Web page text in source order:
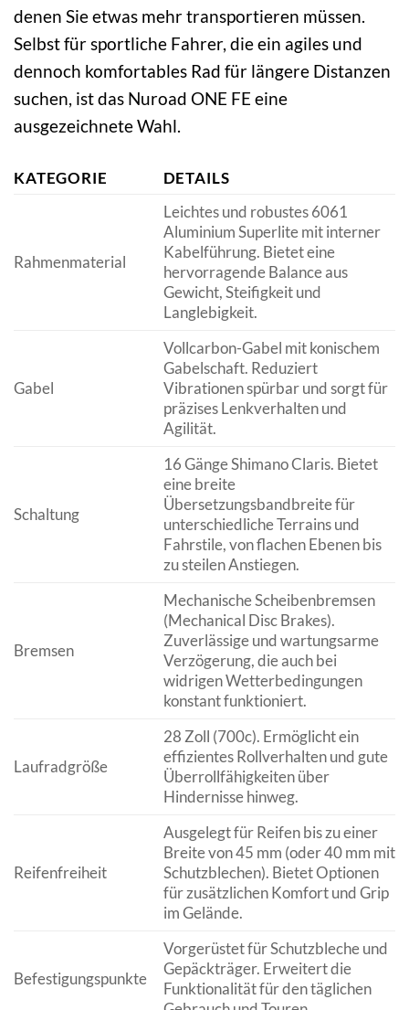
denen Sie etwas mehr transportieren müssen.
Selbst für sportliche Fahrer, die ein agiles und
dennoch komfortables Rad für längere Distanzen
suchen, ist das Nuroad ONE FE eine
ausgezeichnete Wahl.
KATEGORIE DETAILS
Rahmenmaterial
Leichtes und robustes 6061
Aluminium Superlite mit interner
Kabelführung. Bietet eine
hervorragende Balance aus
Gewicht, Steifigkeit und
Langlebigkeit.
Gabel
Vollcarbon-Gabel mit konischem
Gabelschaft. Reduziert
Vibrationen spürbar und sorgt für
präzises Lenkverhalten und
Agilität.
Schaltung
16 Gänge Shimano Claris. Bietet
eine breite
Übersetzungsbandbreite für
unterschiedliche Terrains und
Fahrstile, von flachen Ebenen bis
zu steilen Anstiegen.
Bremsen
Mechanische Scheibenbremsen
(Mechanical Disc Brakes).
Zuverlässige und wartungsarme
Verzögerung, die auch bei
widrigen Wetterbedingungen
konstant funktioniert.
Laufradgröße
28 Zoll (700c). Ermöglicht ein
effizientes Rollverhalten und gute
Überrollfähigkeiten über
Hindernisse hinweg.
Reifenfreiheit
Ausgelegt für Reifen bis zu einer
Breite von 45 mm (oder 40 mm mit
Schutzblechen). Bietet Optionen
für zusätzlichen Komfort und Grip
im Gelände.
Befestigungspunkte
Vorgerüstet für Schutzbleche und
Gepäckträger. Erweitert die
Funktionalität für den täglichen